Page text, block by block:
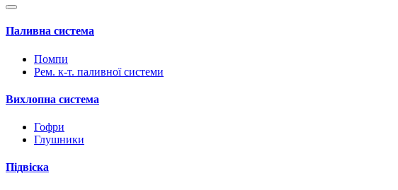
Паливна система
Помпи
Рем. к-т. паливної системи
Вихлопна система
Гофри
Глушники
Підвіска